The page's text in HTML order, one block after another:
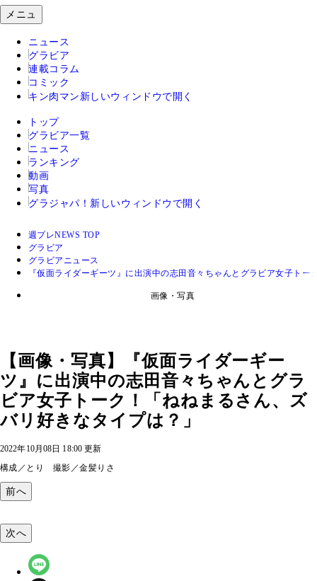
メニュ
ニュース
グラビア
連載コラム
コミック
キン肉マン 新しいウィンドウで開く
トップ
グラビア一覧
ニュース
ランキング
動画
写真
グラジャパ！ 新しいウィンドウで開く
週プレNEWS TOP
グラビア
グラビアニュース
『仮面ライダーギーツ』に出演中の志田音々ちゃんとグラビア女子ト
画像・写真
【画像・写真】『仮面ライダーギー
ツ』に出演中の志田音々ちゃんとグラ
ビア女子トーク！「ねねまるさん、ズ
バリ好きなタイプは？」
2022年10月08日 18:00 更新
構成／とり 撮影／金髪りさ
前へ
次へ